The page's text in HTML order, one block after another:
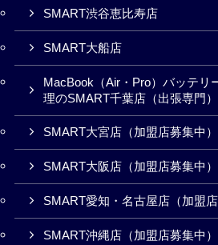
SMART渋谷恵比寿店
SMART大船店
MacBook（Air・Pro）バッテリ
理のSMART千葉店（出張専門）
SMART大宮店（加盟店募集中）
SMART大阪店（加盟店募集中）
SMART愛知・名古屋店（加盟店
SMART沖縄店（加盟店募集中）